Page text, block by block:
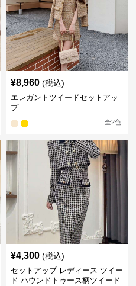
¥8,960 (税込)
エレガントツイードセットアッ
プ
全2色
¥4,300 (税込)
セットアップ レディース ツイー
ド ハウンドトゥース柄ツイード